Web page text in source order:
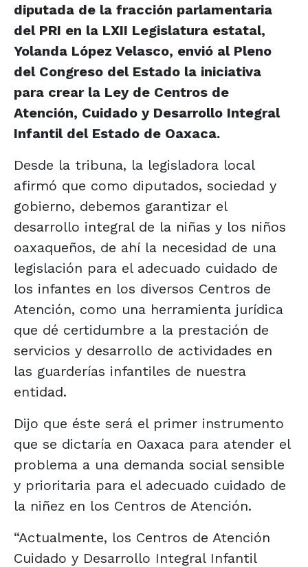
diputada de la fracción parlamentaria
del PRI en la LXII Legislatura estatal,
Yolanda López Velasco, envió al Pleno
del Congreso del Estado la iniciativa
para crear la Ley de Centros de
Atención, Cuidado y Desarrollo Integral
Infantil del Estado de Oaxaca.
Desde la tribuna, la legisladora local
afirmó que como diputados, sociedad y
gobierno, debemos garantizar el
desarrollo integral de la niñas y los niños
oaxaqueños, de ahí la necesidad de una
legislación para el adecuado cuidado de
los infantes en los diversos Centros de
Atención, como una herramienta jurídica
que dé certidumbre a la prestación de
servicios y desarrollo de actividades en
las guarderías infantiles de nuestra
entidad.
Dijo que éste será el primer instrumento
que se dictaría en Oaxaca para atender el
problema a una demanda social sensible
y prioritaria para el adecuado cuidado de
la niñez en los Centros de Atención.
“Actualmente, los Centros de Atención
Cuidado y Desarrollo Integral Infantil